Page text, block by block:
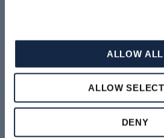
ALLOW ALL
ALLOW
DENY
BBZOG
BBWP1 BBZS1